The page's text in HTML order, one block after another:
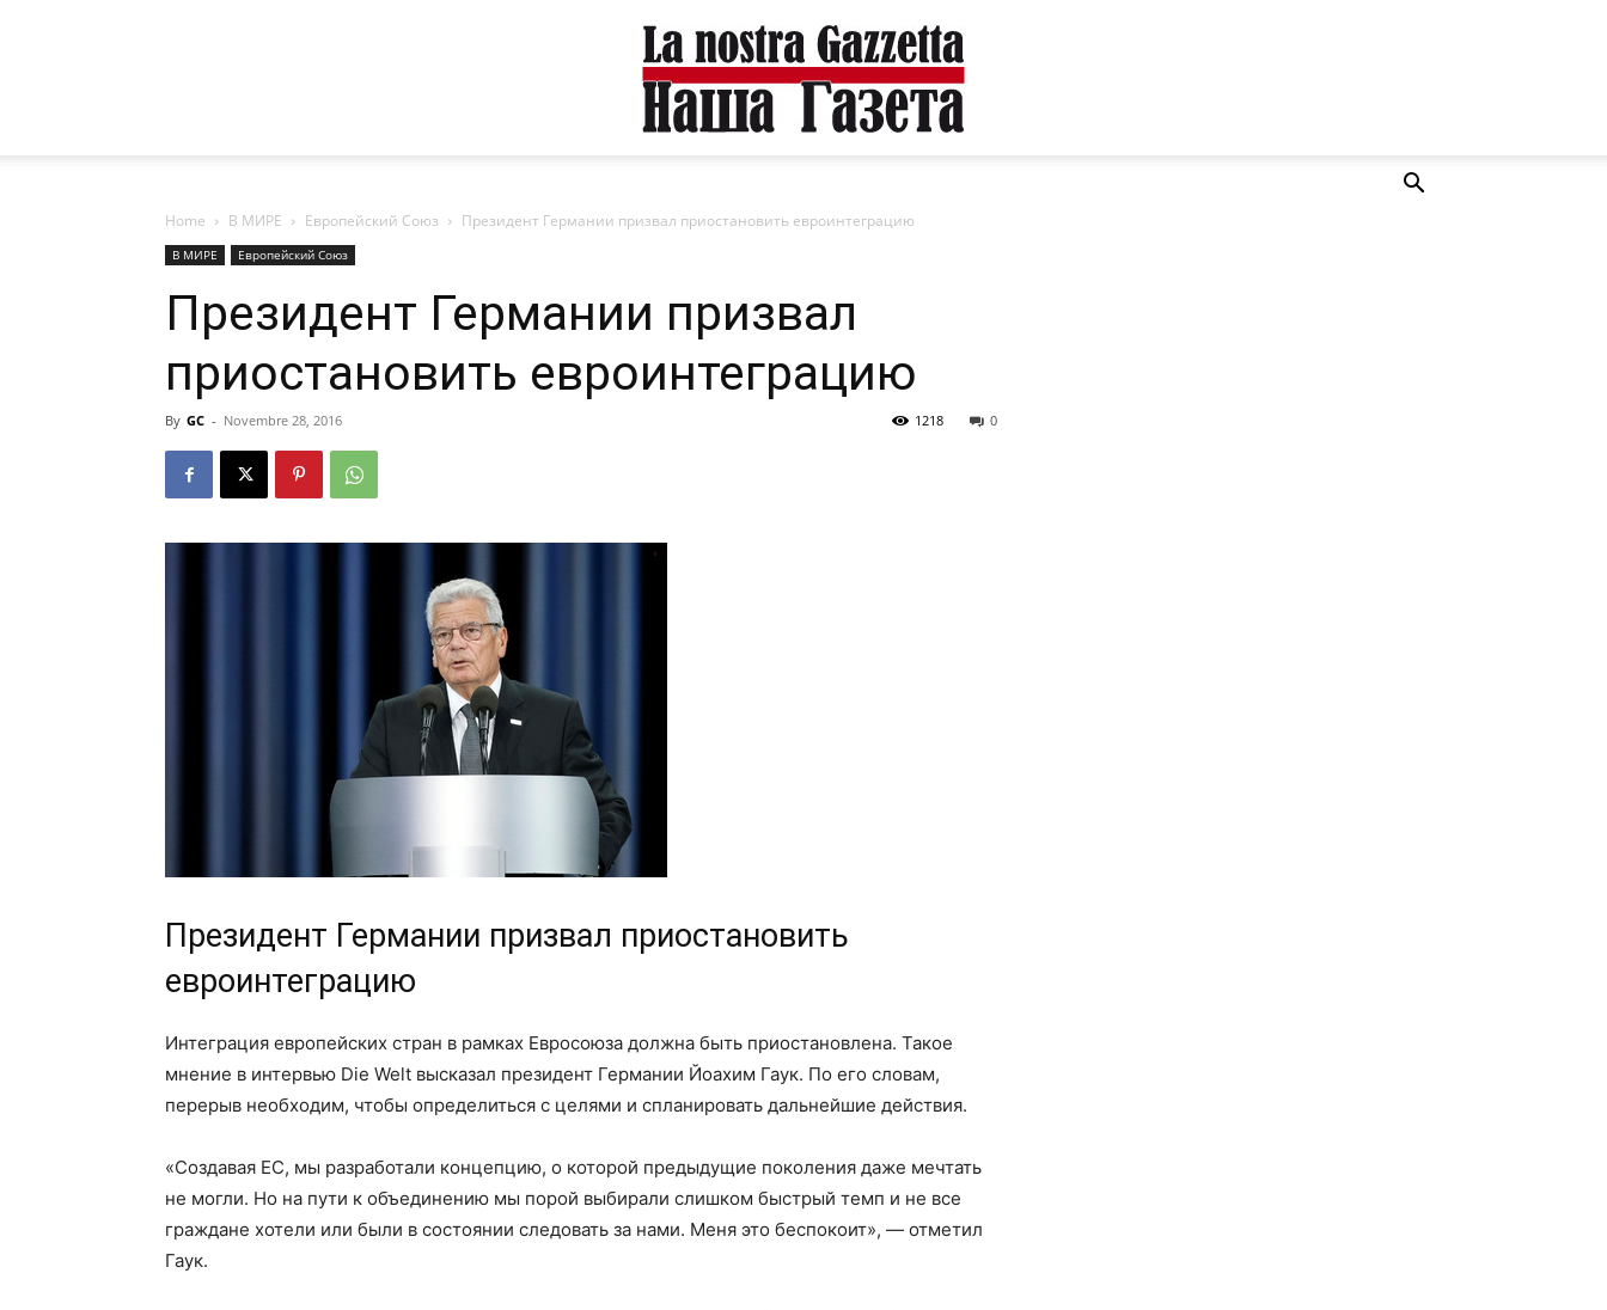
Home В МИРЕ Европейский Союз Президент Германии призвал приостановить евроинтеграцию
В МИРЕ Европейский Союз
Президент Германии призвал
приостановить евроинтеграцию
By GC - Novembre 28, 2016 0
1218
Президент Германии призвал приостановить
евроинтеграцию
Интеграция европейских стран в рамках Евросоюза должна быть приостановлена. Такое
мнение в интервью Die Welt высказал президент Германии Йоахим Гаук. По его словам,
перерыв необходим, чтобы определиться с целями и спланировать дальнейшие действия.
«Создавая ЕС, мы разработали концепцию, о которой предыдущие поколения даже мечтать
не могли. Но на пути к объединению мы порой выбирали слишком быстрый темп и не все
граждане хотели или были в состоянии следовать за нами. Меня это беспокоит», — отметил
Гаук.